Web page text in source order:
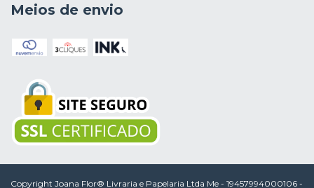
Meios de envio
Copyright Joana Flor® Livraria e Papelaria Ltda Me - 19457994000106 -